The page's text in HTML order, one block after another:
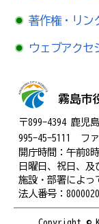
著作権・リン
ウェブアクセ
霧島市
〒899-4394 鹿児
995-45-5111 ファ
開庁時間：午前8
日曜日、祝日、及
施設・部署によっ
法人番号：